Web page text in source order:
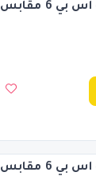
محول الفنار 4 يو اس بي 6 مقابس
محول الفنار 4 يو اس بي 6 مقابس